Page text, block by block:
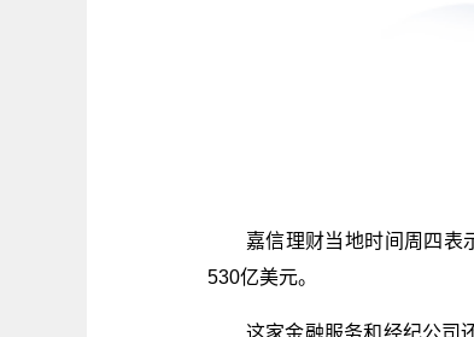
嘉信理财当地时间周四表
530亿美元。
这家金融服务和经纪公司